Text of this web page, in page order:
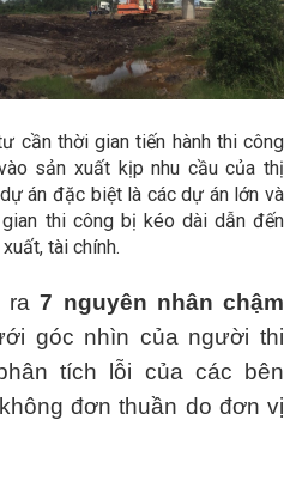
cần thời gian tiến hành thi công
sản xuất kịp nhu cầu của thị
án đặc biệt là các dự án lớn và
thi công bị kéo dài dẫn đến
tài chính.
ra7 nguyên nhân chậm
góc nhìn của người thi
tích lỗi của các bên
đơn thuần do đơn vị